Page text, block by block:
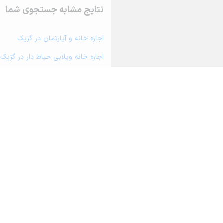
نتایج مشابه جستجوی شما
اجاره خانه و آپارتمان در گزیک
اجاره خانه ویلایی حیاط دار در گزیک